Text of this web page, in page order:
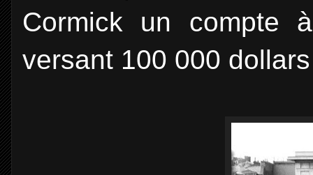
Cormick un compte
versant 100 000